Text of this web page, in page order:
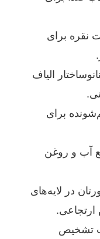
نقره برای
الیاف
برای
آب و روغن
در لایه‌های
تشخیص